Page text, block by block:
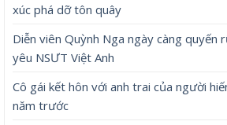
xúc phá dỡ tôn quây
Diễn viên Quỳnh Nga ngày càng quyến
yêu NSƯT Việt Anh
Cô gái kết hôn với anh trai của người
năm trước